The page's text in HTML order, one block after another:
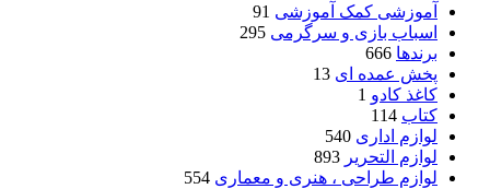
آموزشی کمک آموزشی 91
اسباب بازی و سرگرمی 295
برندها 666
پخش عمده ای 13
کاغذ کادو 1
کتاب 114
لوازم اداری 540
لوازم التحریر 893
لوازم طراحی ، هنری و معماری 554